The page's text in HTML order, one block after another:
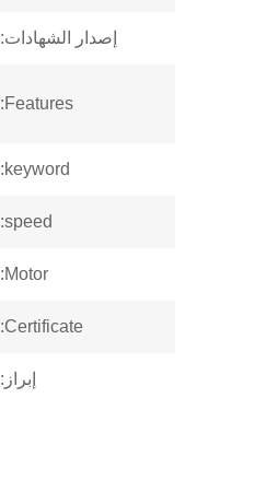
إصدار الشهادات:
Features:
keyword:
speed:
Motor:
Certificate:
إبراز: